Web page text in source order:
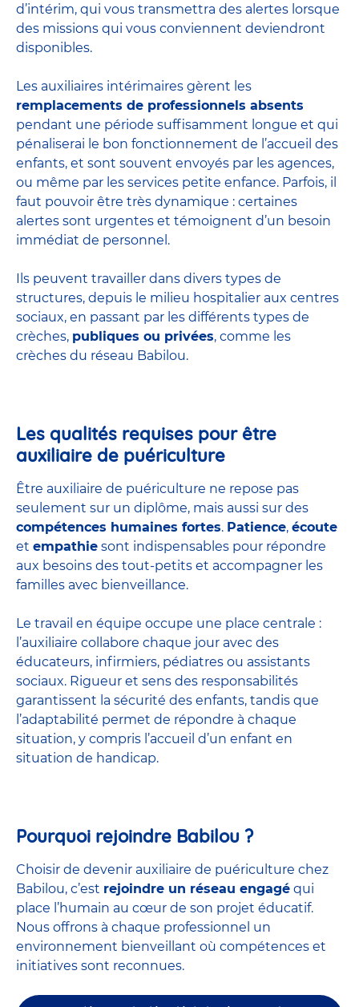
d’intérim, qui vous transmettra des alertes lorsque
des missions qui vous conviennent deviendront
disponibles.
Les auxiliaires intérimaires gèrent les
remplacements de professionnels absents
pendant une période suffisamment longue et qui
pénaliserai le bon fonctionnement de l’accueil des
enfants, et sont souvent envoyés par les agences,
ou même par les services petite enfance. Parfois, il
faut pouvoir être très dynamique : certaines
alertes sont urgentes et témoignent d’un besoin
immédiat de personnel.
Ils peuvent travailler dans divers types de
structures, depuis le milieu hospitalier aux centres
sociaux, en passant par les différents types de
crèches, publiques ou privées, comme les
crèches du réseau Babilou.
Les qualités requises pour être
auxiliaire de puériculture
Être auxiliaire de puériculture ne repose pas
seulement sur un diplôme, mais aussi sur des
compétences humaines fortes. Patience, écoute
et empathie sont indispensables pour répondre
aux besoins des tout-petits et accompagner les
familles avec bienveillance.
Le travail en équipe occupe une place centrale :
l’auxiliaire collabore chaque jour avec des
éducateurs, infirmiers, pédiatres ou assistants
sociaux. Rigueur et sens des responsabilités
garantissent la sécurité des enfants, tandis que
l’adaptabilité permet de répondre à chaque
situation, y compris l’accueil d’un enfant en
situation de handicap.
Pourquoi rejoindre Babilou ?
Choisir de devenir auxiliaire de puériculture chez
Babilou, c’est rejoindre un réseau engagé qui
place l’humain au cœur de son projet éducatif.
Nous offrons à chaque professionnel un
environnement bienveillant où compétences et
initiatives sont reconnues.